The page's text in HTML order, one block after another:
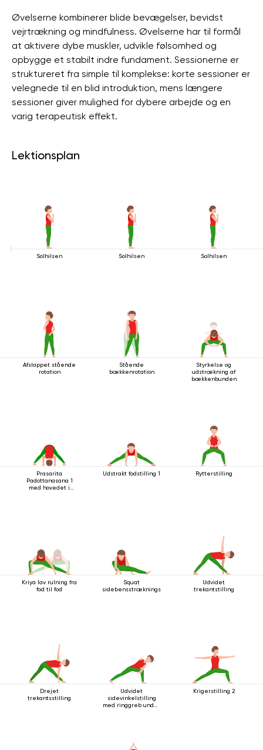
Øvelserne kombinerer blide bevægelser, bevidst
vejrtrækning og mindfulness. Øvelserne har til formål
at aktivere dybe muskler, udvikle følsomhed og
opbygge et stabilt indre fundament. Sessionerne er
struktureret fra simple til komplekse: korte sessioner er
velegnede til en blid introduktion, mens længere
sessioner giver mulighed for dybere arbejde og en
varig terapeutisk effekt.
Lektionsplan
Solhilsen Solhilsen Solhilsen
Afslappet stående
rotation
Stående
bækkenrotation
Styrkelse og
udstrækning af
bækkenbunden
Prasarita
Padottanasana 1
med hovedet i
Udstrakt fodstilling 1 Rytterstilling
Kriya lav rulning fra
fod til fod
Squat
sidebensstrækningsstilling
Udvidet
trekantstilling
Drejet
trekantsstilling
Udvidet
sidevinkelstilling
med ringgreb under
Krigerstilling 2